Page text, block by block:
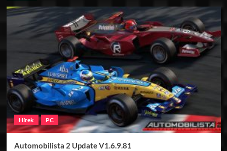
Hírek PC
Automobilista 2 Update V1.6.9.81